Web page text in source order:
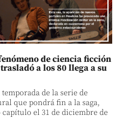
de ciencia ficción
a los 80 llega a su
de la serie de
que pondrá fin a la saga,
el 31 de diciembre de